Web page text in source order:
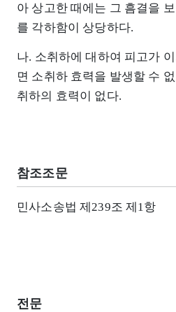
아 상고한 때에는 그 흠결을
를 각하함이 상당하다.
나. 소취하에 대하여 피고가
면 소취하 효력을 발생할 수
취하의 효력이 없다.
참조조문
민사소송법 제239조 제1항
전문